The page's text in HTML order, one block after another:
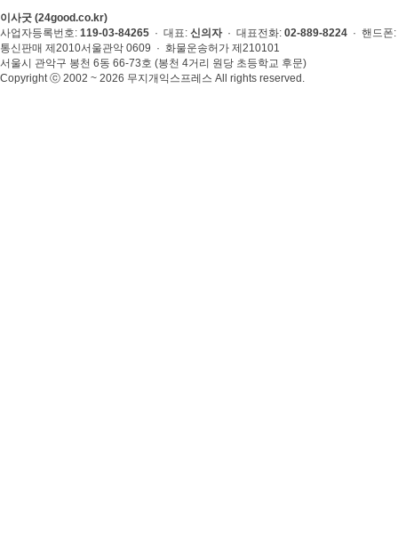
이사굿 (24good.co.kr)
사업자등록번호: 119-03-84265 · 대표: 신의자· 대표전화: 02-889-8224 · 핸드폰:
통신판매 제2010서울관악 0609 · 화물운송허가 제210101
서울시 관악구 봉천 6동 66-73호 (봉천 4거리 원당 초등학교 후문)
Copyright ⓒ 2002 ~ 2026 무지개익스프레스 All rights reserved.